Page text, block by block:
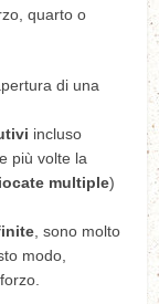
quarto o
di una
incluso
più volte la
multiple)
, sono molto
modo,